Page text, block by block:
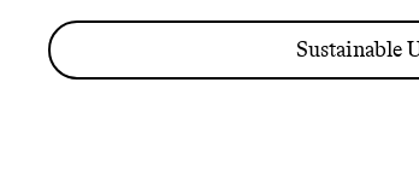
Sustainable